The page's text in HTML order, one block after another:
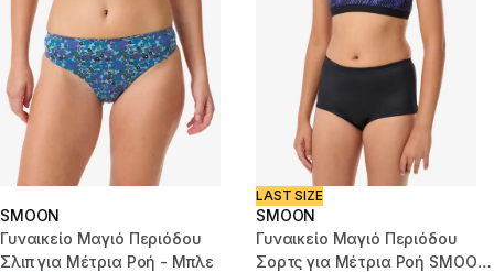
SMOON
Γυναικείο Μαγιό Περιόδου
Σλιπ για Μέτρια Ροή - Μπλε
LAST SIZE
SMOON
Γυναικείο Μαγιό Περιόδου
Σορτς για Μέτρια Ροή SMOON